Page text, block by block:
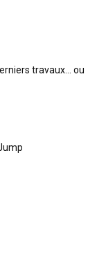
travaux… ou